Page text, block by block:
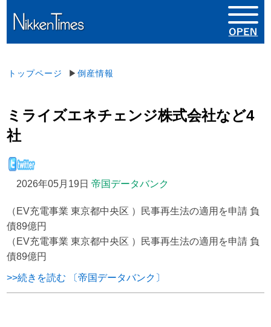
トップページ ▶倒産情報
ミライズエネチェンジ株式会社など4
社
2026年05月19日 帝国データバンク
（EV充電事業 東京都中央区 ）民事再生法の適用を申請 負
債89億円
（EV充電事業 東京都中央区 ）民事再生法の適用を申請 負
債89億円
>>続きを読む 〔帝国データバンク〕